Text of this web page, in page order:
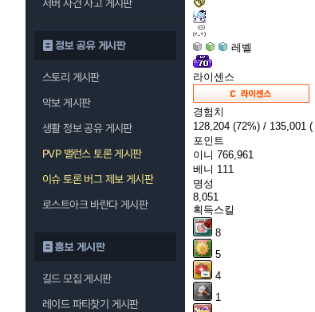
서버 사건 사고 게시판
정보 공유 게시판
스토리 게시판
악보 게시판
생활 정보 공유 게시판
PVP 밸런스 토론 게시판
이슈 토론 버그 제보 게시판
로스트아크 바란다 게시판
홍보 게시판
길드 모집 게시판
레이드 파티찾기 게시판
레벨
라이센스
경험치
128,204 (72%) / 135,001 (
포인트
이니 766,961
베니 111
명성
8,051
획득스킬
8
5
4
1